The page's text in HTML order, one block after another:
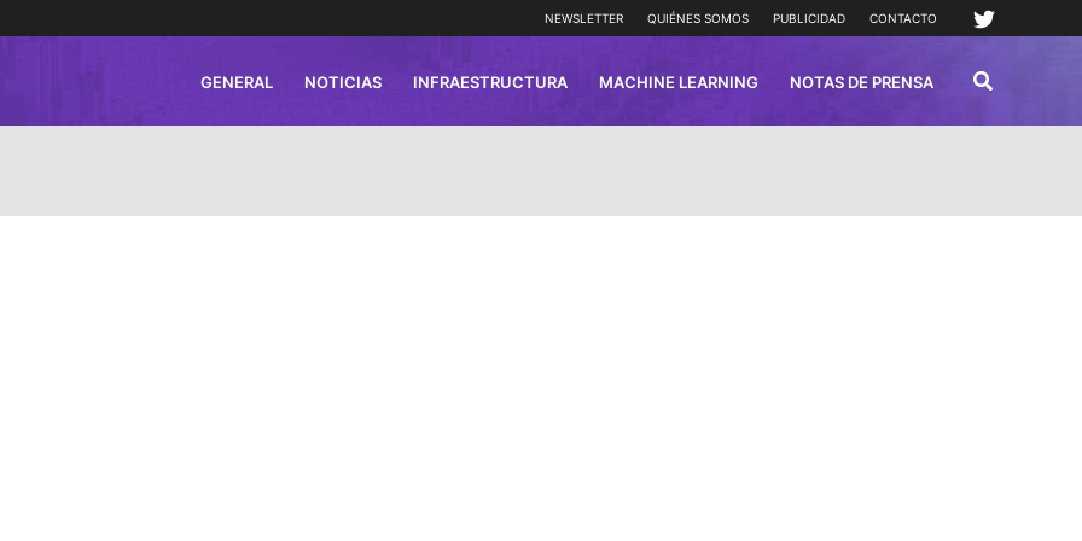
NEWSLETTER QUIÉNES SOMOS PUBLICIDAD CONTACTO
GENERAL NOTICIAS INFRAESTRUCTURA MACHINE LEARNING NOTAS DE PRENSA